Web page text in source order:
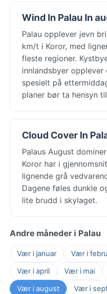
Wind In Palau In
Palau opplever jevn
km/t i Koror, med
fleste regioner.
innlandsbyer
spesielt på
planer bør ta hensyn
Cloud Cover In
Palaus August
Koror har i
lignende grå
Dagene føles dunkle
lite brudd i skylaget.
Andre måneder i Palau
Vær i januar Vær i
Vær i april
Vær i mai
Vær i august
Vær i